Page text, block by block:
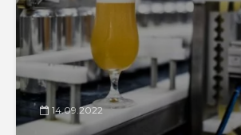
14.09.2022